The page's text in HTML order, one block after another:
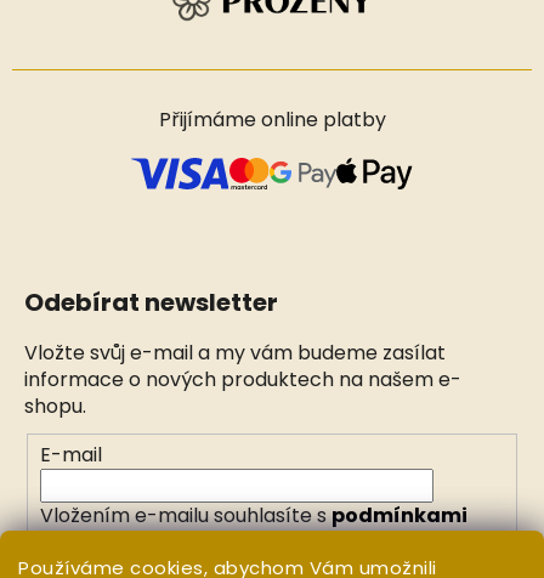
Používáme cookies, abychom Vám umožnili
Přijímáme online platby
Odebírat newsletter
Vložte svůj e-mail a my vám budeme zasílat
informace o nových produktech na našem e-
shopu.
E-mail
Vložením e-mailu souhlasíte spodmínkami